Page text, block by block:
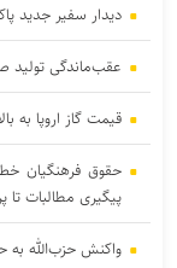
دیدار سفیر جدید
عقب‌ماندگی تولید
قیمت گاز اروپا به
حقوق فرهنگیان
پیگیری مطالبات تا
واکنش حزب‌الله به